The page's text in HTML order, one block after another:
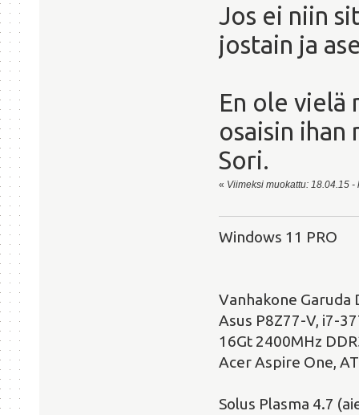
Jos ei niin
jostain ja
En ole vielä
osaisin ihan
Sori.
« Viimeksi muokattu: 18.04.15
Windows 11 PRO
Vanhakone Garuda
Asus P8Z77-V, i7-
16Gt 2400MHz
Acer Aspire One,
Solus Plasma 4.7